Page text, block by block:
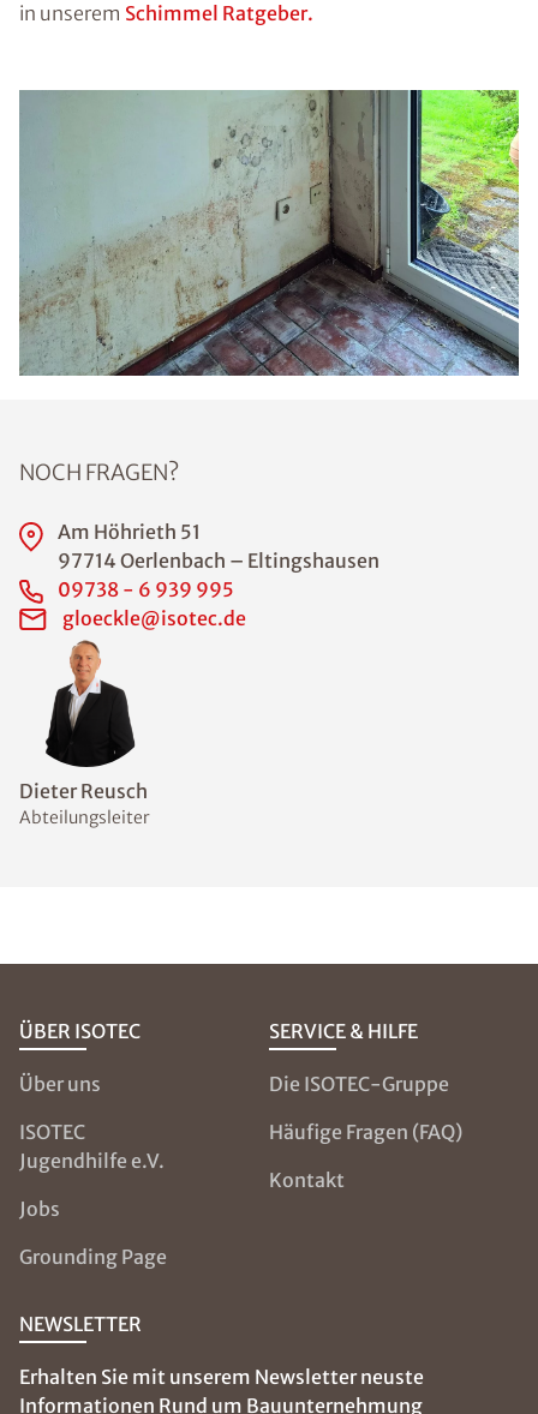
in unserem Schimmel Ratgeber.
Dieter Reusch
Abteilungsleiter
NOCH FRAGEN?
Am Höhrieth 51
97714 Oerlenbach – Eltingshausen
09738 - 6 939 995
gloeckle@isotec.de
ÜBER ISOTEC
Über uns
ISOTEC
Jugendhilfe e.V.
Jobs
Grounding Page
SERVICE & HILFE
Die ISOTEC-Gruppe
Häufige Fragen (FAQ)
Kontakt
NEWSLETTER
Erhalten Sie mit unserem Newsletter neuste
Informationen Rund um Bauunternehmung